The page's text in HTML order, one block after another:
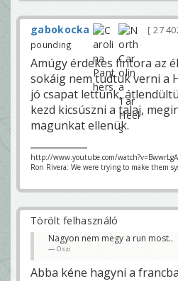
gabokocka 27
pounding
Amúgy érdekes fintora az
sokáig nem tudtuk verni a
jó csapat lettünk,
kezd kicsúszni a talaj,
magunkat ellenük.
http://www.youtube.com/
Ron Rivera: We were trying to make them
Törölt felhasználó
Nagyon nem megy a run most..
Oszi
Abba kéne hagyni a